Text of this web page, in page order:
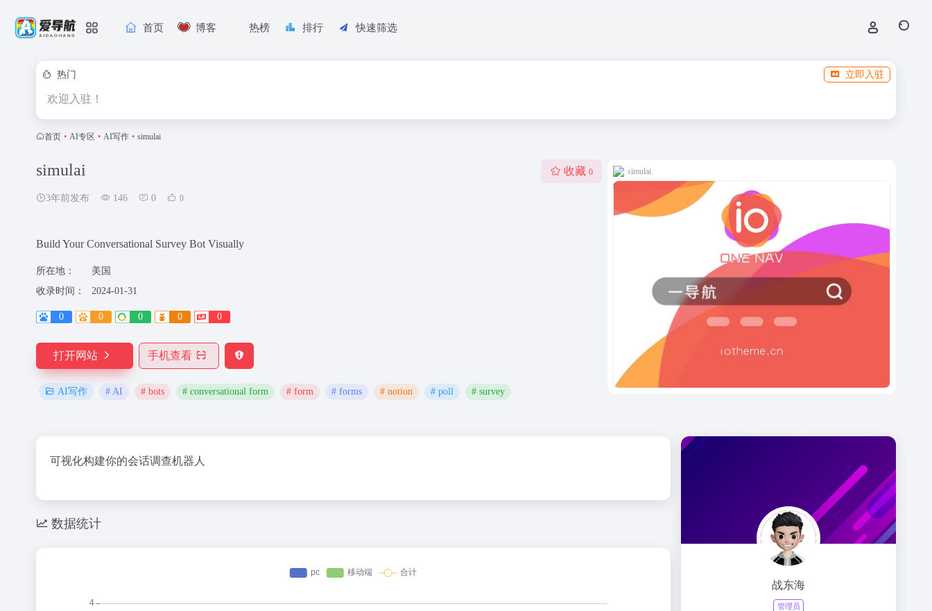
首页 博客 热榜 排行 快速筛选
热门 立即入驻
欢迎入驻！
首页 • AI专区 • AI写作 • simulai
simulai
3年前发布 146 0 0
收藏 0
Build Your Conversational Survey Bot Visually
所在地：
美国
收录时间：
2024-01-31
0 0 0 0 0
打开网站 手机查看
AI写作 # AI # bots # conversational form # form # forms # notion # poll # survey
simulai
可视化构建你的会话调查机器人
数据统计
战东海
管理员